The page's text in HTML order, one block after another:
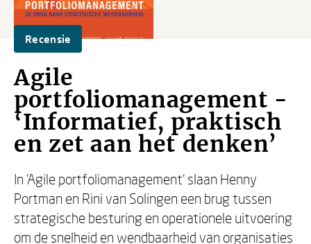
Recensie
Agile
portfoliomanagement -
‘Informatief, praktisch
en zet aan het denken’
In ‘Agile portfoliomanagement’ slaan Henny
Portman en Rini van Solingen een brug tussen
strategische besturing en operationele uitvoering
om de snelheid en wendbaarheid van organisaties